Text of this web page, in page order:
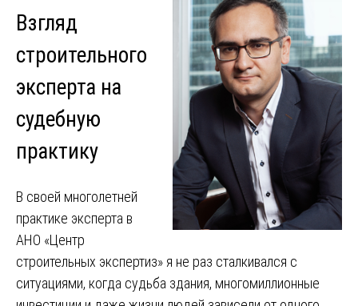
Взгляд
строительного
эксперта на
судебную
практику
В своей многолетней
практике эксперта в
АНО «Центр
строительных экспертиз» я не раз сталкивался с
ситуациями, когда судьба здания, многомиллионные